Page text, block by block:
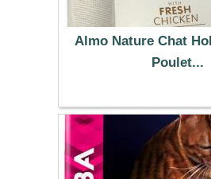
Almo Nature Chat
Poulet...
49.99 €